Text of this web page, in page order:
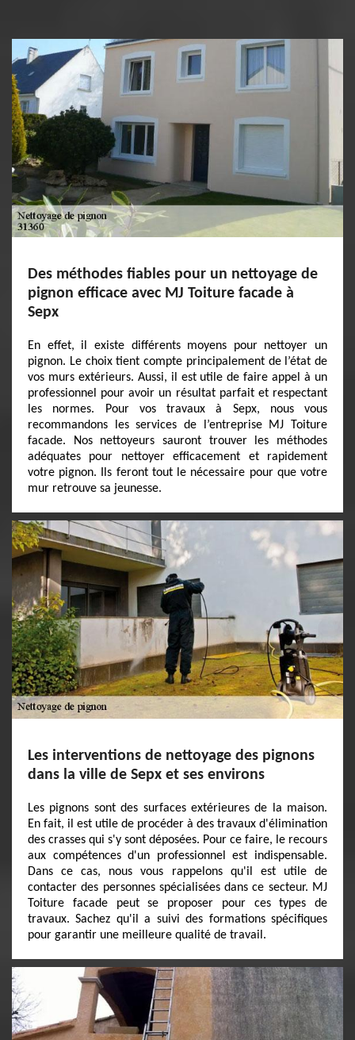
Des méthodes fiables pour un nettoyage de
pignon efficace avec MJ Toiture facade à
Sepx
En effet, il existe différents moyens pour nettoyer un
pignon. Le choix tient compte principalement de l’état de
vos murs extérieurs. Aussi, il est utile de faire appel à un
professionnel pour avoir un résultat parfait et respectant
les normes. Pour vos travaux à Sepx, nous vous
recommandons les services de l’entreprise MJ Toiture
facade. Nos nettoyeurs sauront trouver les méthodes
adéquates pour nettoyer efficacement et rapidement
votre pignon. Ils feront tout le nécessaire pour que votre
mur retrouve sa jeunesse.
Les interventions de nettoyage des pignons
dans la ville de Sepx et ses environs
Les pignons sont des surfaces extérieures de la maison.
En fait, il est utile de procéder à des travaux d'élimination
des crasses qui s'y sont déposées. Pour ce faire, le recours
aux compétences d'un professionnel est indispensable.
Dans ce cas, nous vous rappelons qu'il est utile de
contacter des personnes spécialisées dans ce secteur. MJ
Toiture facade peut se proposer pour ces types de
travaux. Sachez qu'il a suivi des formations spécifiques
pour garantir une meilleure qualité de travail.